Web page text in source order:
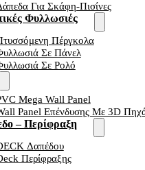
Για Σκάφη-Πισίνες
Φυλλωσιές
Πέργκολα
Σε Πάνελ
Σε Ρολό
Mega Wall Panel
Panel Επένδυσης Με 3D
– Περίφραξη
Δαπέδου
Περίφραξης